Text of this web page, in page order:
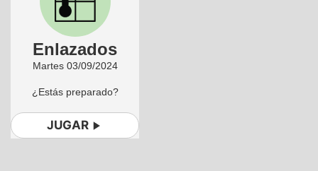
Enlazados
Martes 03/09/2024
¿Estás preparado?
JUGAR